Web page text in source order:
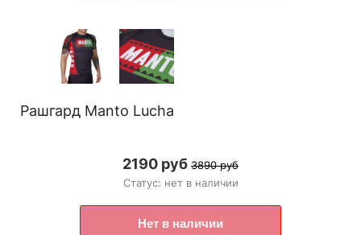
Рашгард Manto Lucha
2190 руб 3890 руб
Статус: нет в наличии